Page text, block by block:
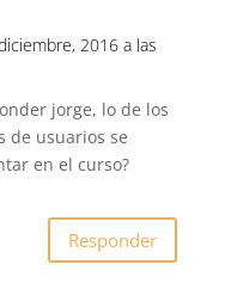
2016 a las
jorge, lo de los
de usuarios se
en el curso?
Responder